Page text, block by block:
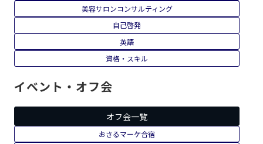
美容サロンコンサルティング
自己啓発
英語
資格・スキル
イベント・オフ会
オフ会一覧
おさるマーケ合宿